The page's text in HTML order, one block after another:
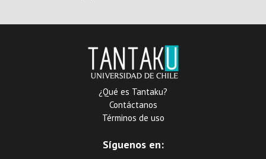
¿Qué es Tantaku?
Contáctanos
Términos de uso
Síguenos en: